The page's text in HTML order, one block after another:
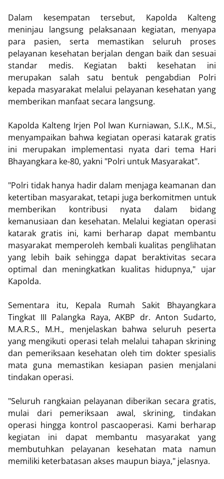
Dalam kesempatan tersebut, Kapolda Kalteng
meninjau langsung pelaksanaan kegiatan, menyapa
para pasien, serta memastikan seluruh proses
pelayanan kesehatan berjalan dengan baik dan sesuai
standar medis. Kegiatan bakti kesehatan ini
merupakan salah satu bentuk pengabdian Polri
kepada masyarakat melalui pelayanan kesehatan yang
memberikan manfaat secara langsung.
Kapolda Kalteng Irjen Pol Iwan Kurniawan, S.I.K., M.Si.,
menyampaikan bahwa kegiatan operasi katarak gratis
ini merupakan implementasi nyata dari tema Hari
Bhayangkara ke-80, yakni "Polri untuk Masyarakat".
"Polri tidak hanya hadir dalam menjaga keamanan dan
ketertiban masyarakat, tetapi juga berkomitmen untuk
memberikan kontribusi nyata dalam bidang
kemanusiaan dan kesehatan. Melalui kegiatan operasi
katarak gratis ini, kami berharap dapat membantu
masyarakat memperoleh kembali kualitas penglihatan
yang lebih baik sehingga dapat beraktivitas secara
optimal dan meningkatkan kualitas hidupnya," ujar
Kapolda.
Sementara itu, Kepala Rumah Sakit Bhayangkara
Tingkat III Palangka Raya, AKBP dr. Anton Sudarto,
M.A.R.S., M.H., menjelaskan bahwa seluruh peserta
yang mengikuti operasi telah melalui tahapan skrining
dan pemeriksaan kesehatan oleh tim dokter spesialis
mata guna memastikan kesiapan pasien menjalani
tindakan operasi.
"Seluruh rangkaian pelayanan diberikan secara gratis,
mulai dari pemeriksaan awal, skrining, tindakan
operasi hingga kontrol pascaoperasi. Kami berharap
kegiatan ini dapat membantu masyarakat yang
membutuhkan pelayanan kesehatan mata namun
memiliki keterbatasan akses maupun biaya," jelasnya.